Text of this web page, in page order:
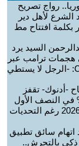
رواج تصريح
الشرع لأهل دير
بكلمة افتتاح مط
السيد يرد
هجمات ترامب عبر
CNN: -الرجل لا يستطي
-أدنوك- تقفز
في النصف الأول
من 2026 رغم التحديات
اتهام سائق تطبيق
ذكي بالتحرش..